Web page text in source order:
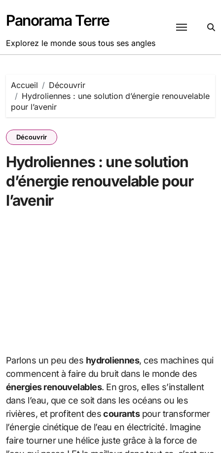
au
contenu
Panorama Terre
Explorez le monde sous tous ses angles
Accueil
Découvrir
Hydroliennes : une solution d’énergie renouvelable
pour l’avenir
Découvrir
Hydroliennes : une solution
d’énergie renouvelable pour
l’avenir
Parlons un peu des hydroliennes, ces machines qui
commencent à faire du bruit dans le monde des
énergies renouvelables. En gros, elles s’installent
dans l’eau, que ce soit dans les océans ou les
rivières, et profitent descourantspour transformer
l’énergie cinétique de l’eau en électricité. Imagine
faire tourner une hélice juste grâce à la force de